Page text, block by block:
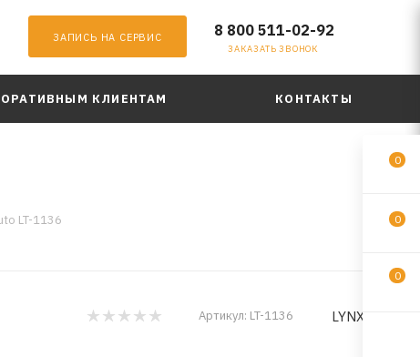
ЗАПИСЬ НА СЕРВИС 8 800 511-02-92
ЗАКАЗАТЬ ЗВОНОК
КЛИЕНТАМ КОНТАКТЫ
LT-1136
Артикул: LT-1136 LYNXauto
0
0
0